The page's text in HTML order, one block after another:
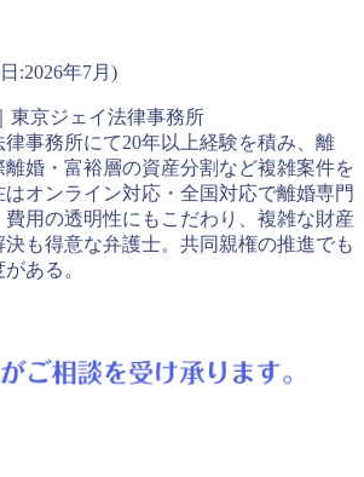
:2026年7月)
｜東京ジェイ法律事務所
事務所にて20年以上経験を積み、離
婚・富裕層の資産分割など複雑案件を
オンライン対応・全国対応で離婚専門
用の透明性にもこだわり、複雑な財産
も得意な弁護士。共同親権の推進でも
ある。